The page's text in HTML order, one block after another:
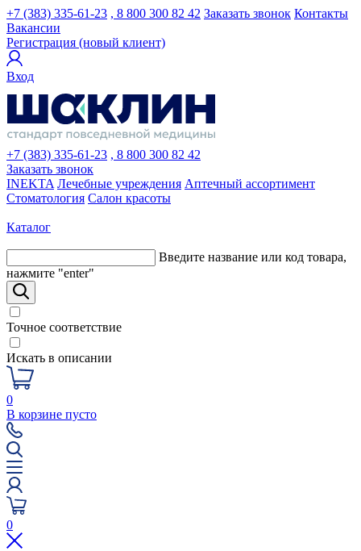
+7 (383) 335-61-23 , 8 800 300 82 42 Заказать звонок Контакты
Вакансии
Регистрация (новый клиент)
Вход
+7 (383) 335-61-23 , 8 800 300 82 42
Заказать звонок
INEKTA Лечебные учреждения Аптечный ассортимент
Стоматология Салон красоты
Каталог
Введите название или код товара,
нажмите "enter"
Точное соответствие
Искать в описании
0
В корзине пусто
0